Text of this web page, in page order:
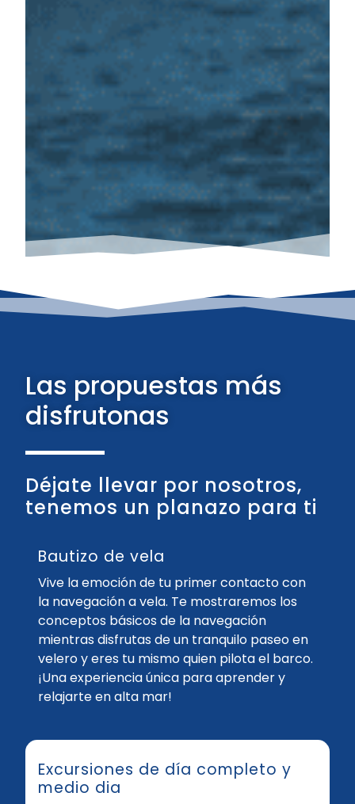
Las propuestas más
disfrutonas
Déjate llevar por nosotros,
tenemos un planazo para ti
Bautizo de vela
Vive la emoción de tu primer contacto con
la navegación a vela. Te mostraremos los
conceptos básicos de la navegación
mientras disfrutas de un tranquilo paseo en
velero y eres tu mismo quien pilota el barco.
¡Una experiencia única para aprender y
relajarte en alta mar!
Excursiones de día completo y
medio dia